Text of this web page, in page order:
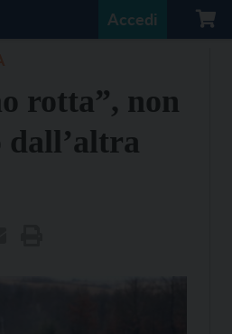
Accedi
rotta”, non
dall’altra